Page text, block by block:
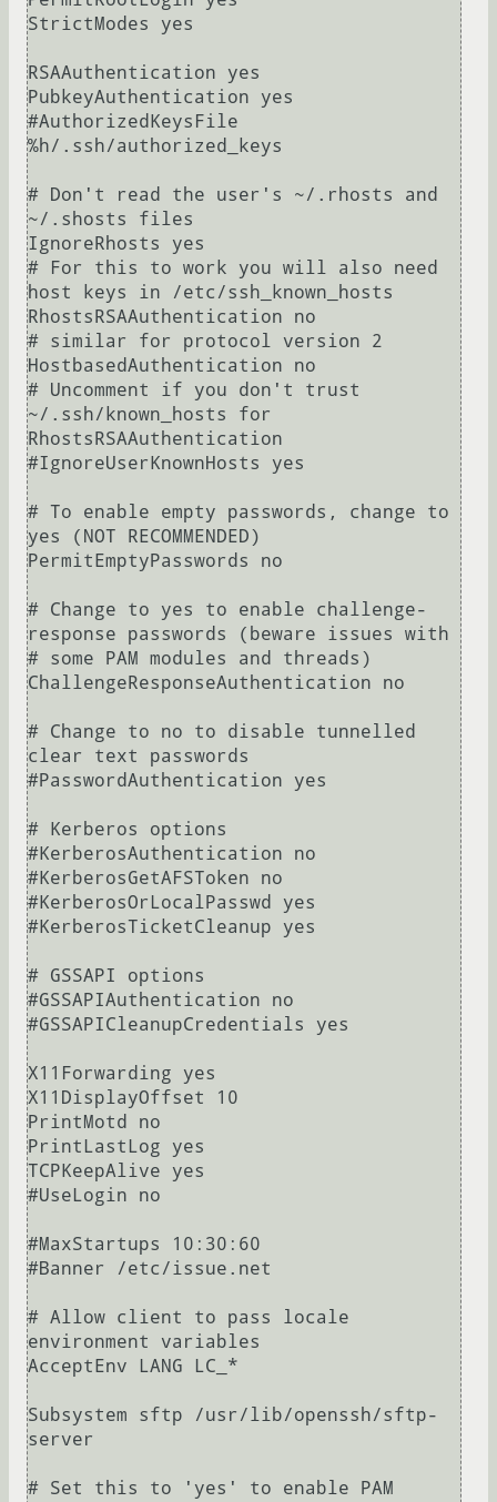
StrictModes yes
RSAAuthentication yes
PubkeyAuthentication yes
#AuthorizedKeysFile
%h/.ssh/authorized_keys
# Don't read the user's ~/.rhosts and
~/.shosts files
IgnoreRhosts yes
# For this to work you will also need
host keys in /etc/ssh_known_hosts
RhostsRSAAuthentication no
# similar for protocol version 2
HostbasedAuthentication no
# Uncomment if you don't trust
~/.ssh/known_hosts for
RhostsRSAAuthentication
#IgnoreUserKnownHosts yes
# To enable empty passwords, change to
yes (NOT RECOMMENDED)
PermitEmptyPasswords no
# Change to yes to enable challenge-
response passwords (beware issues with
# some PAM modules and threads)
ChallengeResponseAuthentication no
# Change to no to disable tunnelled
clear text passwords
#PasswordAuthentication yes
# Kerberos options
#KerberosAuthentication no
#KerberosGetAFSToken no
#KerberosOrLocalPasswd yes
#KerberosTicketCleanup yes
# GSSAPI options
#GSSAPIAuthentication no
#GSSAPICleanupCredentials yes
X11Forwarding yes
X11DisplayOffset 10
PrintMotd no
PrintLastLog yes
TCPKeepAlive yes
#UseLogin no
#MaxStartups 10:30:60
#Banner /etc/issue.net
# Allow client to pass locale
environment variables
AcceptEnv LANG LC_*
Subsystem sftp /usr/lib/openssh/sftp-
server
# Set this to 'yes' to enable PAM